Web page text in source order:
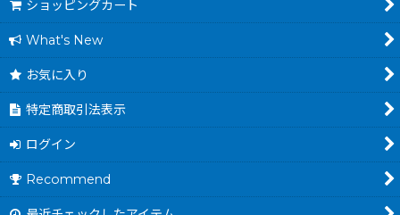
ショッピングカート
What's New
お気に入り
特定商取引法表示
ログイン
Recommend